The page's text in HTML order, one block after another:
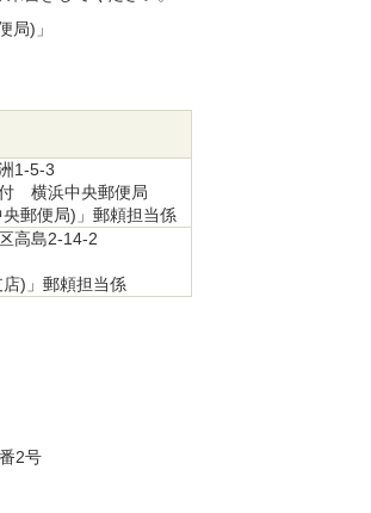
局)」
1-5-3
横浜中央郵便局
央郵便局)」郵頼担当係
高島2-14-2
店)」郵頼担当係
2号